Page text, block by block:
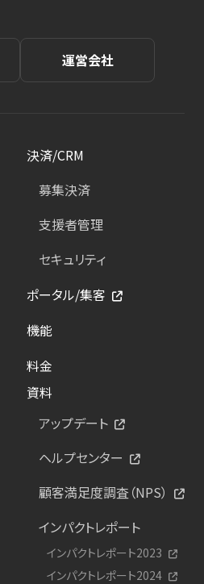
運営会社
決済/CRM
募集決済
支援者管理
セキュリティ
ポータル/集客
機能
料金
資料
アップデート
ヘルプセンター
顧客満足度調査（NPS）
インパクトレポート
インパクトレポート2023
インパクトレポート2024